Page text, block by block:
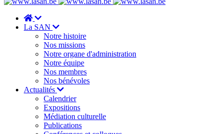
La SAN
Notre histoire
Nos missions
Notre organe d'administration
Notre équipe
Nos membres
Nos bénévoles
Actualités
Calendrier
Expositions
Médiation culturelle
Publications